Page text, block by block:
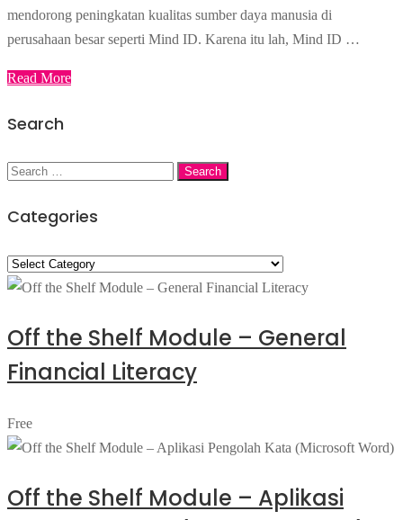
mendorong peningkatan kualitas sumber daya manusia di
perusahaan besar seperti Mind ID. Karena itu lah, Mind ID …
Read More
Search
Categories
Off the Shelf Module – General
Financial Literacy
Free
Off the Shelf Module – Aplikasi